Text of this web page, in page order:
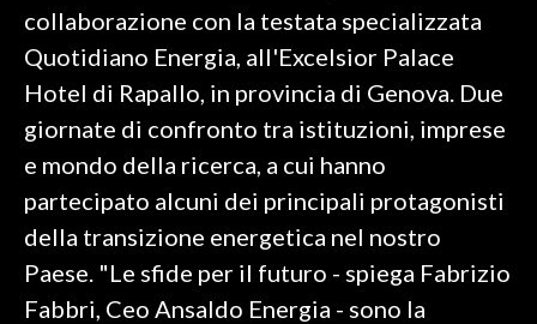
CULTURA
SPETTACOLI
GOSSIP
SALUTE
SARDEGNA TURISMO
SARDI NEL MONDO
collaborazione con la testata specializzata
Quotidiano Energia, all'Excelsior Palace
Hotel di Rapallo, in provincia di Genova. Due
giornate di confronto tra istituzioni, imprese
e mondo della ricerca, a cui hanno
partecipato alcuni dei principali protagonisti
della transizione energetica nel nostro
Paese. "Le sfide per il futuro - spiega Fabrizio
Fabbri, Ceo Ansaldo Energia - sono la